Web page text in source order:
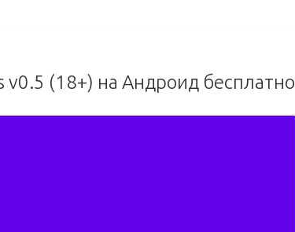
v0.5 (18+) на Андроид бесплатно